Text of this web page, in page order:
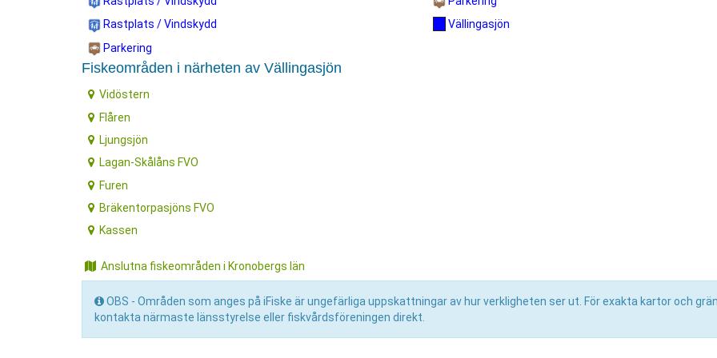
Rastplats / Vindskydd
Parkering
Vällingasjön
Fiskeområden i närheten av Vällingasjön
Vidöstern
Flåren
Ljungsjön
Lagan-Skålåns FVO
Furen
Bräkentorpasjöns FVO
Kassen
Anslutna fiskeområden i Kronobergs län
OBS - Områden som anges på iFiske är ungefärliga uppskattningar av hur verkligheten ser ut. För exakta kartor och
kontakta närmaste länsstyrelse eller fiskvårdsföreningen direkt.